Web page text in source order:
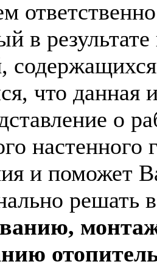
в
что данная
о
настенного
и поможет
решать